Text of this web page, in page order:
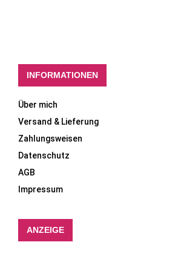
INFORMATIONEN
Über mich
Versand & Lieferung
Zahlungsweisen
Datenschutz
AGB
Impressum
ANZEIGE